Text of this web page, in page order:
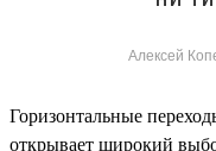
Алексей
Горизонтальные
открывает широкий